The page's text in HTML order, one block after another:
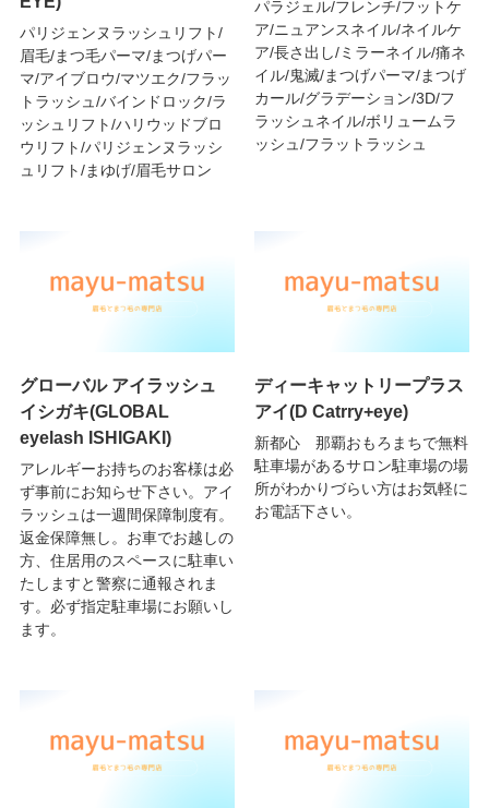
パリジェンヌラッシュリフト/
眉毛/まつ毛パーマ/まつげパー
マ/アイブロウ/マツエク/フラッ
トラッシュ/バインドロック/ラ
ッシュリフト/ハリウッドブロ
ウリフト/パリジェンヌラッシ
ュリフト/まゆげ/眉毛サロン
パラジェル/フレンチ/フットケ
ア/ニュアンスネイル/ネイルケ
ア/長さ出し/ミラーネイル/痛ネ
イル/鬼滅/まつげパーマ/まつげ
カール/グラデーション/3D/フ
ラッシュネイル/ボリュームラ
ッシュ/フラットラッシュ
グローバル アイラッシュ
イシガキ(GLOBAL
eyelash ISHIGAKI)
アレルギーお持ちのお客様は必
ず事前にお知らせ下さい。アイ
ラッシュは一週間保障制度有。
返金保障無し。お車でお越しの
方、住居用のスペースに駐車い
たしますと警察に通報されま
す。必ず指定駐車場にお願いし
ます。
ディーキャットリープラス
アイ(D Catrry+eye)
新都心 那覇おもろまちで無料
駐車場があるサロン駐車場の場
所がわかりづらい方はお気軽に
お電話下さい。